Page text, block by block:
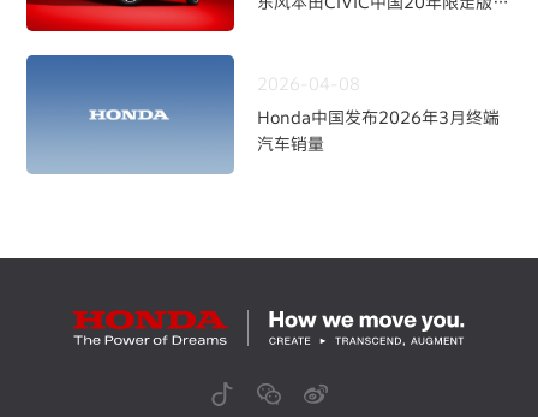
2026-04-08
Honda中国发布2026年3月终端
汽车销量